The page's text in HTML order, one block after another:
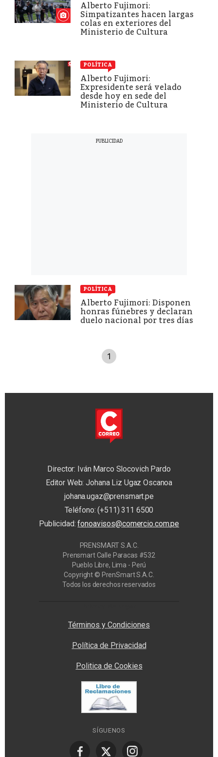
Alberto Fujimori:
Simpatizantes hacen largas
colas en exteriores del
Ministerio de Cultura
POLÍTICA
Alberto Fujimori:
Expresidente será velado
desde hoy en sede del
Ministerio de Cultura
POLÍTICA
Alberto Fujimori: Disponen
honras fúnebres y declaran
duelo nacional por tres días
1
Director: Iván Marco Slocovich Pardo
Editor Web: Johana Liz Ugaz Oscanoa
johana.ugaz@prensmart.pe
Teléfono: (+511) 311 6500
Publicidad:fonoavisos@comercio.com.pe
PRENSMART S.A.C.
Prensmart Calle Paracas #532
Pueblo Libre, Lima - Perú
Copyright © PrenSmart S.A.C.
Todos los derechos reservados
Términos y Condiciones
Política de Privacidad
Politica de Cookies
SÍGUENOS